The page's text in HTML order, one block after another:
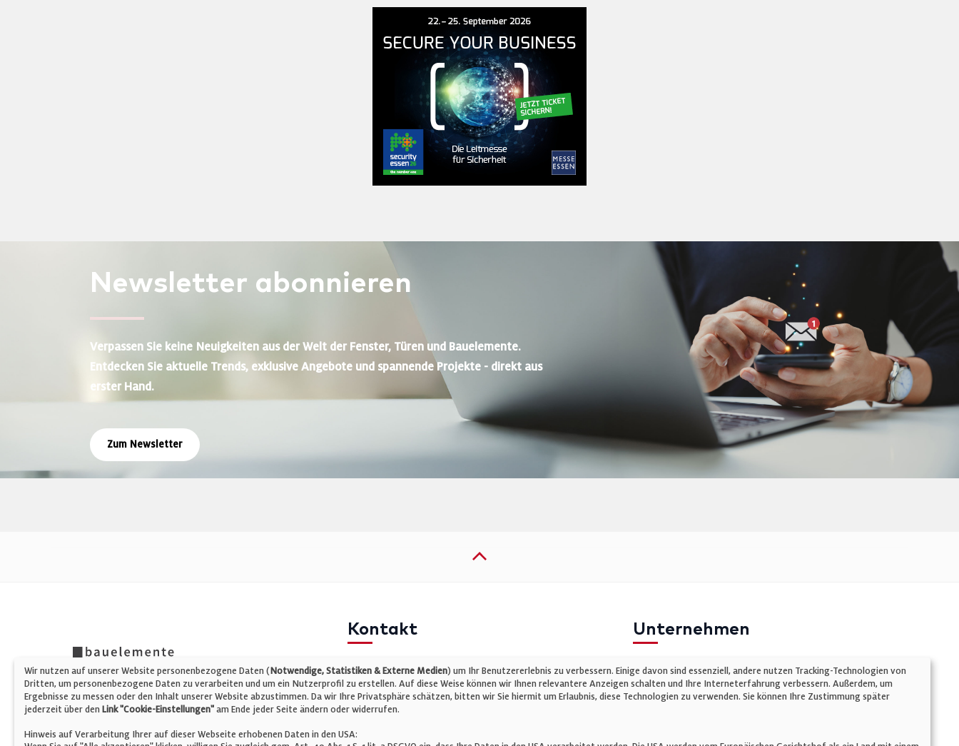
Newsletter abonnieren
Verpassen Sie keine Neuigkeiten aus der Welt der Fenster, Türen und Bauelemente.
Entdecken Sie aktuelle Trends, exklusive Angebote und spannende Projekte - direkt aus
erster Hand.
Zum Newsletter
Kontakt
E-Mail:info@bauelemente-bau.eu
Unternehmen
Datenschutz
Cookie-Einstellungen
Wir nutzen auf unserer Website personenbezogene Daten (Notwendige, Statistiken & Externe Medien) um Ihr Benutzererlebnis zu verbessern. Einige davon sind essenziell, andere nutzen Tracking-Technologien von
Dritten, um personenbezogene Daten zu verarbeiten und um ein Nutzerprofil zu erstellen. Auf diese Weise können wir Ihnen relevantere Anzeigen schalten und Ihre Interneterfahrung verbessern. Außerdem, um
Ergebnisse zu messen oder den Inhalt unserer Website abzustimmen. Da wir Ihre Privatsphäre schätzen, bitten wir Sie hiermit um Erlaubnis, diese Technologien zu verwenden. Sie können Ihre Zustimmung später
jederzeit über den Link "Cookie-Einstellungen" am Ende jeder Seite ändern oder widerrufen.
Hinweis auf Verarbeitung Ihrer auf dieser Webseite erhobenen Daten in den USA: